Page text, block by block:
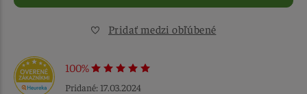
Pridať medzi obľúbené
100%
Pridané: 17.03.2024